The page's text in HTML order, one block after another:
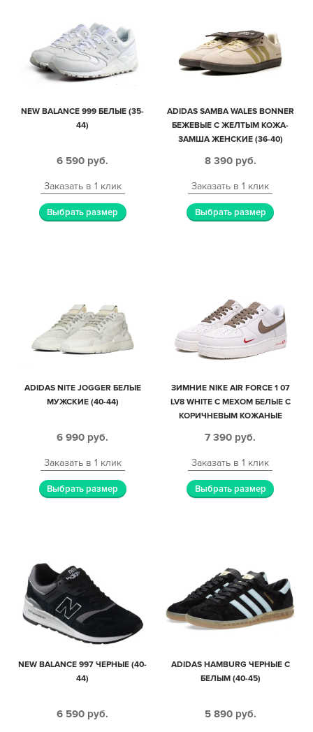
NEW BALANCE 999 БЕЛЫЕ (35-
44)
6 590 руб.
Заказать в 1 клик
Выбрать размер
ADIDAS SAMBA WALES BONNER
БЕЖЕВЫЕ С ЖЕЛТЫМ КОЖА-
ЗАМША ЖЕНСКИЕ (36-40)
8 390 руб.
Заказать в 1 клик
Выбрать размер
ADIDAS NITE JOGGER БЕЛЫЕ
МУЖСКИЕ (40-44)
6 990 руб.
Заказать в 1 клик
Выбрать размер
ЗИМНИЕ NIKE AIR FORCE 1 07
LV8 WHITE С МЕХОМ БЕЛЫЕ С
КОРИЧНЕВЫМ КОЖАНЫЕ
7 390 руб.
Заказать в 1 клик
Выбрать размер
NEW BALANCE 997 ЧЕРНЫЕ (40-
44)
6 590 руб.
ADIDAS HAMBURG ЧЕРНЫЕ С
БЕЛЫМ (40-45)
5 890 руб.